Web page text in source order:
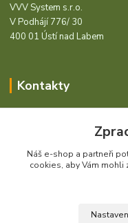
VVV System s.r.o.
V Podhájí 776/ 30
400 01 Ústí nad Labem
Kontakty
+420 472744350
Po - Pá 8:00 - 15:00
Náš e-shop a partneři
cookies, aby Vám mohli